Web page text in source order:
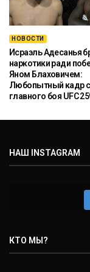
НОВОСТИ
Исраэль Адесанья
наркотики ради
Яном Блаховичем:
Любопытный кадр с
главного боя UFC
НАШ INSTAGRAM
КТО МЫ?